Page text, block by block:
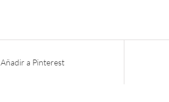
Añadir a Pinterest